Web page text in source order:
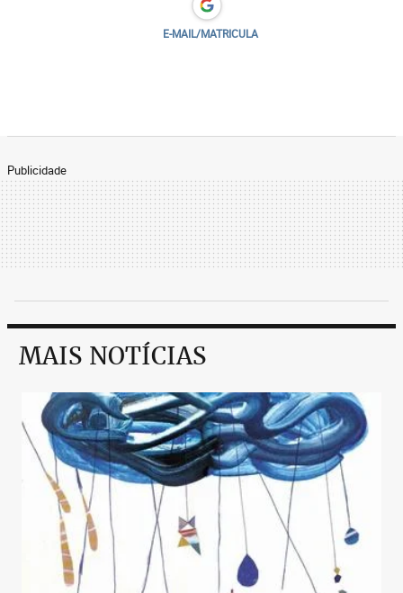
E-MAIL/MATRICULA
Publicidade
MAIS NOTÍCIAS